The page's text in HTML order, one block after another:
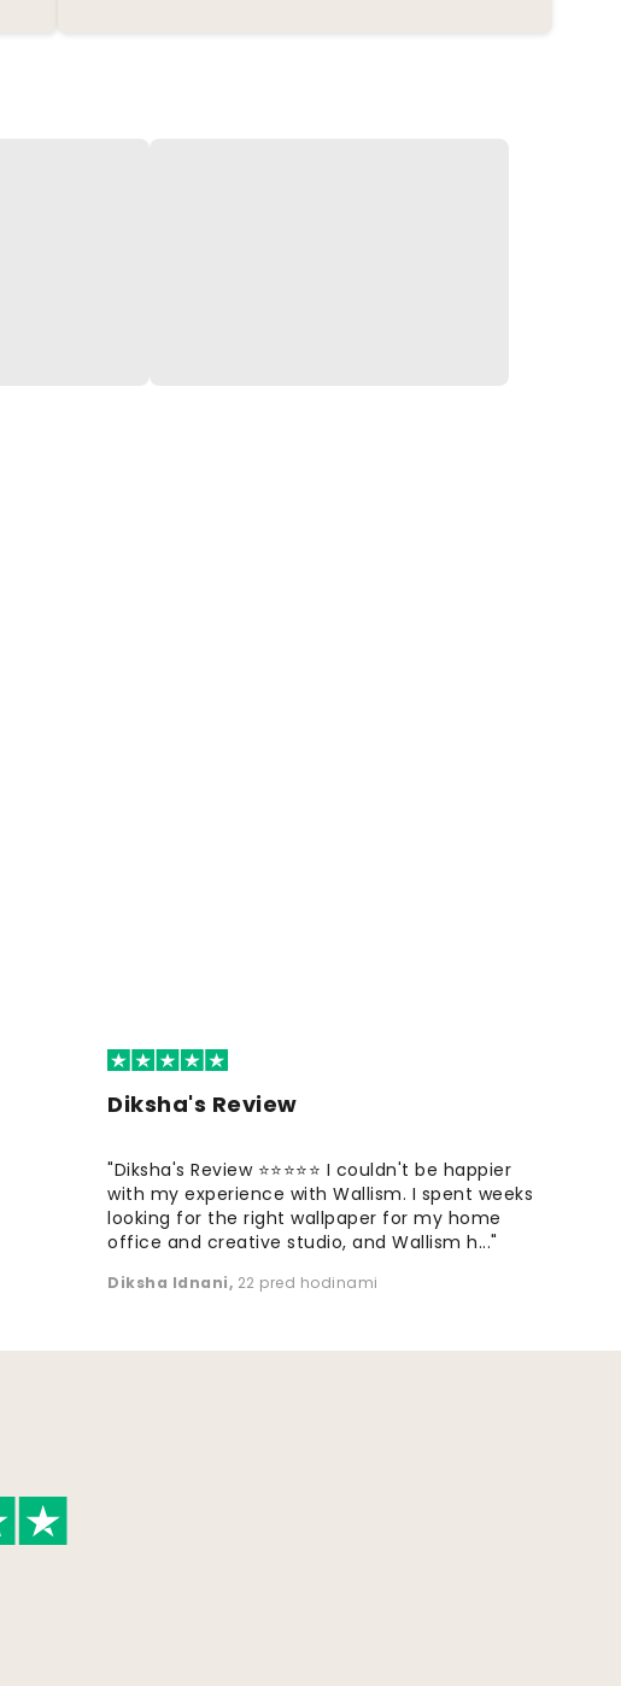
Diksha's Review
"Diksha's Review ⭐⭐⭐⭐⭐ I couldn't be happier
with my experience with Wallism. I spent weeks
looking for the right wallpaper for my home
office and creative studio, and Wallism h..."
Diksha Idnani, 22 pred hodinami